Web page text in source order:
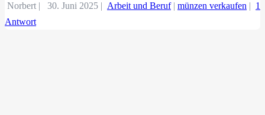
Norbert | 30. Juni 2025 | Arbeit und Beruf| münzen verkaufen | 1
Antwort